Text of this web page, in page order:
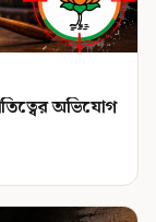
অভিযোগ